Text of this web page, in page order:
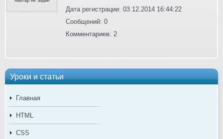
Уроки и статьи
Главная
HTML
CSS
Дата регистрации: 03.12.2014 16:44:22
Сообщений: 0
Комментариев: 2